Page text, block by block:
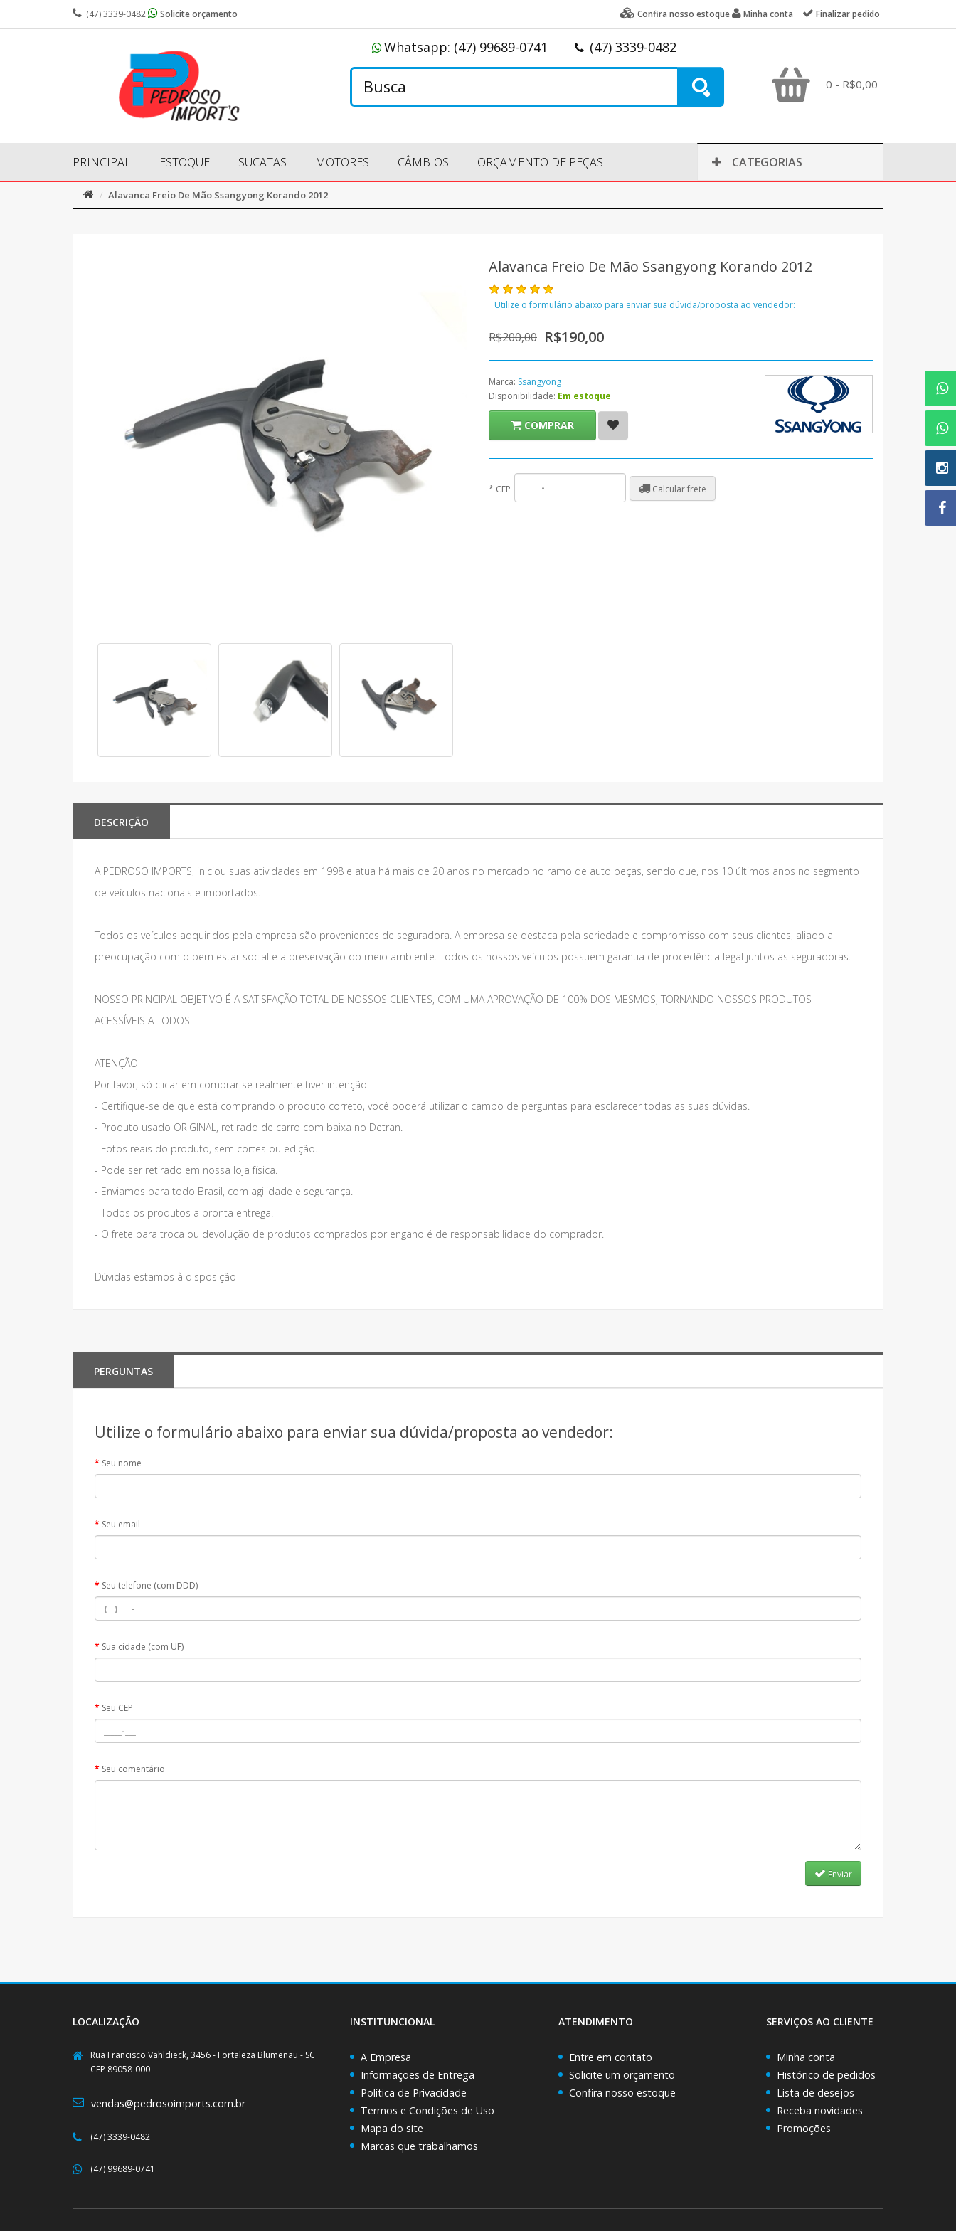
(47) 3339-0482 Solicite orçamento Confira nosso estoque Minha conta Finalizar pedido
Whatsapp: (47) 99689-0741 (47) 3339-0482
0 - R$0,00
PRINCIPAL ESTOQUE SUCATAS MOTORES CÂMBIOS ORÇAMENTO DE PEÇAS CATEGORIAS
Alavanca Freio De Mão Ssangyong Korando 2012
Alavanca Freio De Mão Ssangyong Korando 2012
Utilize o formulário abaixo para enviar sua dúvida/proposta ao vendedor:
R$200,00 R$190,00
Marca: Ssangyong
Disponibilidade: Em estoque
COMPRAR
* CEP Calcular frete
DESCRIÇÃO
A PEDROSO IMPORTS, iniciou suas atividades em 1998 e atua há mais de 20 anos no mercado no ramo de auto peças, sendo que, nos 10 últimos anos no segmento
de veículos nacionais e importados.
Todos os veículos adquiridos pela empresa são provenientes de seguradora. A empresa se destaca pela seriedade e compromisso com seus clientes, aliado a
preocupação com o bem estar social e a preservação do meio ambiente. Todos os nossos veículos possuem garantia de procedência legal juntos as seguradoras.
NOSSO PRINCIPAL OBJETIVO É A SATISFAÇÃO TOTAL DE NOSSOS CLIENTES, COM UMA APROVAÇÃO DE 100% DOS MESMOS, TORNANDO NOSSOS PRODUTOS
ACESSÍVEIS A TODOS
ATENÇÃO
Por favor, só clicar em comprar se realmente tiver intenção.
- Certifique-se de que está comprando o produto correto, você poderá utilizar o campo de perguntas para esclarecer todas as suas dúvidas.
- Produto usado ORIGINAL, retirado de carro com baixa no Detran.
- Fotos reais do produto, sem cortes ou edição.
- Pode ser retirado em nossa loja física.
- Enviamos para todo Brasil, com agilidade e segurança.
- Todos os produtos a pronta entrega.
- O frete para troca ou devolução de produtos comprados por engano é de responsabilidade do comprador.
Dúvidas estamos à disposição
PERGUNTAS
Utilize o formulário abaixo para enviar sua dúvida/proposta ao vendedor:
Seu nome
Seu email
Seu telefone (com DDD)
Sua cidade (com UF)
Seu CEP
Seu comentário
Enviar
LOCALIZAÇÃO
Rua Francisco Vahldieck, 3456 - Fortaleza Blumenau - SC
CEP 89058-000
vendas@pedrosoimports.com.br
(47) 3339-0482
(47) 99689-0741
INSTITUNCIONAL
A Empresa
Informações de Entrega
Política de Privacidade
Termos e Condições de Uso
Mapa do site
Marcas que trabalhamos
ATENDIMENTO
Entre em contato
Solicite um orçamento
Confira nosso estoque
SERVIÇOS AO CLIENTE
Minha conta
Histórico de pedidos
Lista de desejos
Receba novidades
Promoções